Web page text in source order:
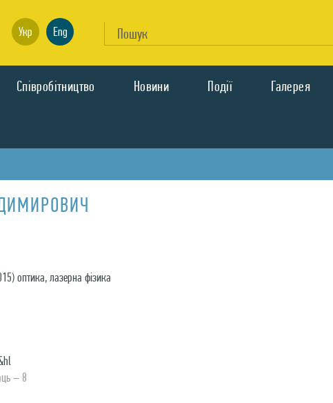
Укр Eng
Спiвробiтництво Новини Подiї Галерея
оптика, лазерна фізика
– 8